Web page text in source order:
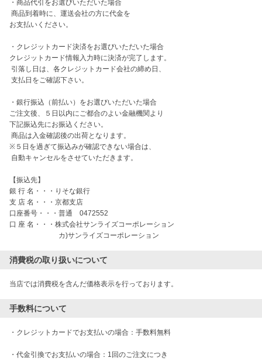
・商品代引をお選びいただいた場合
お支払いください。
・クレジットカード決済をお選びいただいた場合
クレジットカード情報入力時に決済が完了します。
・銀行振込（前払い）をお選びいただいた場合
ご注文後、５日以内にご都合のよい金融機関より
下記振込先にお振込ください。
※５日を過ぎて振込みが確認できない場合は、
【振込先】
銀 行 名・・・りそな銀行
支 店 名・・・京都支店
口座番号・・・普通　0472552
口 座 名・・・株式会社サンライズコーポレーション
カ)サンライズコーポレーション
消費税の取り扱いについて
当店では消費税を含んだ価格表示を行っております。
手数料について
・クレジットカードでお支払いの場合：手数料無料
・代金引換でお支払いの場合：1回のご注文につき